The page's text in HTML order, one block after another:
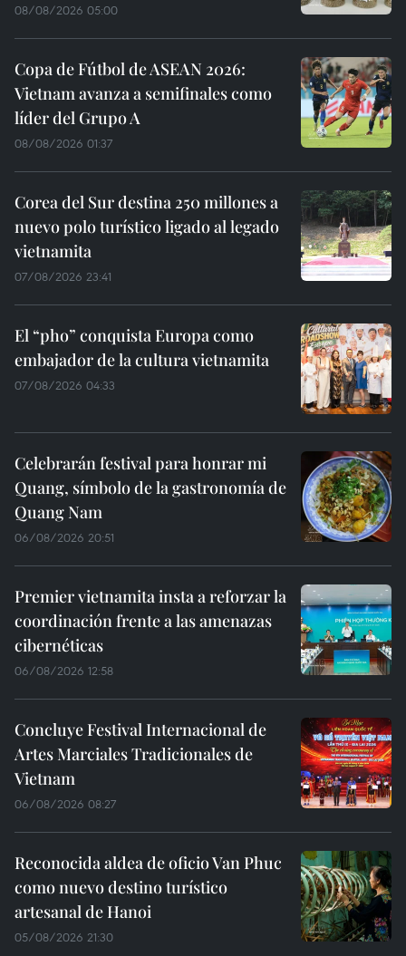
08/08/2026 05:00
Copa de Fútbol de ASEAN 2026:
Vietnam avanza a semifinales como
líder del Grupo A
08/08/2026 01:37
Corea del Sur destina 250 millones a
nuevo polo turístico ligado al legado
vietnamita
07/08/2026 23:41
El “pho” conquista Europa como
embajador de la cultura vietnamita
07/08/2026 04:33
Celebrarán festival para honrar mi
Quang, símbolo de la gastronomía de
Quang Nam
06/08/2026 20:51
Premier vietnamita insta a reforzar la
coordinación frente a las amenazas
cibernéticas
06/08/2026 12:58
Concluye Festival Internacional de
Artes Marciales Tradicionales de
Vietnam
06/08/2026 08:27
Reconocida aldea de oficio Van Phuc
como nuevo destino turístico
artesanal de Hanoi
05/08/2026 21:30